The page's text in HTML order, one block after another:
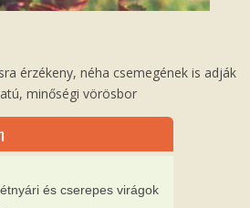
érzékeny, néha csemegének is adják
minőségi vörösbor
és cserepes virágok